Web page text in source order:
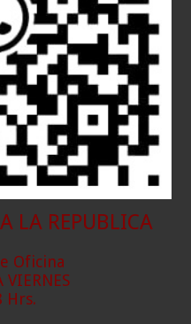
LA REPUBLICA
Oficina
VIERNES
Hrs.